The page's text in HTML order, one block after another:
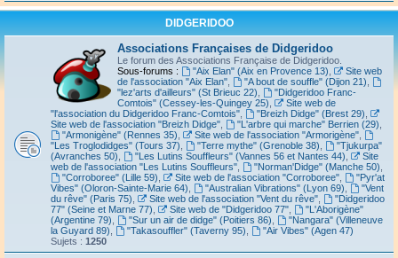
DIDGERIDOO
Associations Françaises de Didgeridoo
Le forum des Associations Française de Didgeridoo.
Sous-forums :
"Aix Elan" (Aix en Provence 13)
Site web
de l'association "Aix Elan"
"A bout de souffle" (Dijon 21)
"lez'arts d'ailleurs" (St Brieuc 22)
"Didgeridoo Franc-
Comtois" (Cessey-les-Quingey 25)
Site web de
"l'association du Didgeridoo Franc-Comtois"
"Breizh Didge" (Brest 29)
Site web de l'association "Breizh Didge"
"L'arbre qui marche" Berrien (29)
"Armonigène" (Rennes 35)
Site web de l'association "Armorigène",
"Les Troglodidges" (Tours 37)
"Terre mythe" (Grenoble 38)
"Tjukurpa"
(Avranches 50)
"Les Lutins Souffleurs" (Vannes 56 et Nantes 44)
Site
web de l'association "Les Lutins Souffleurs"
"Norman'Didge" (Manche 50)
"Corroboree" (Lille 59)
Site web de l'association "Corroboree",
"Pyr'at
Vibes" (Oloron-Sainte-Marie 64)
"Australian Vibrations" (Lyon 69)
"Vent
du rêve" (Paris 75)
Site web de l'association "Vent du rêve",
"Didgeridoo
77" (Seine et Marne 77)
Site web de "Didgeridoo 77",
"L'Aborigène"
(Argentine 79)
"Sur un air de didge" (Poitiers 86)
"Nangara" (Villeneuve
la Guyard 89)
"Takasouffler" (Taverny 95)
"Air Vibes" (Agen 47)
Sujets : 1250